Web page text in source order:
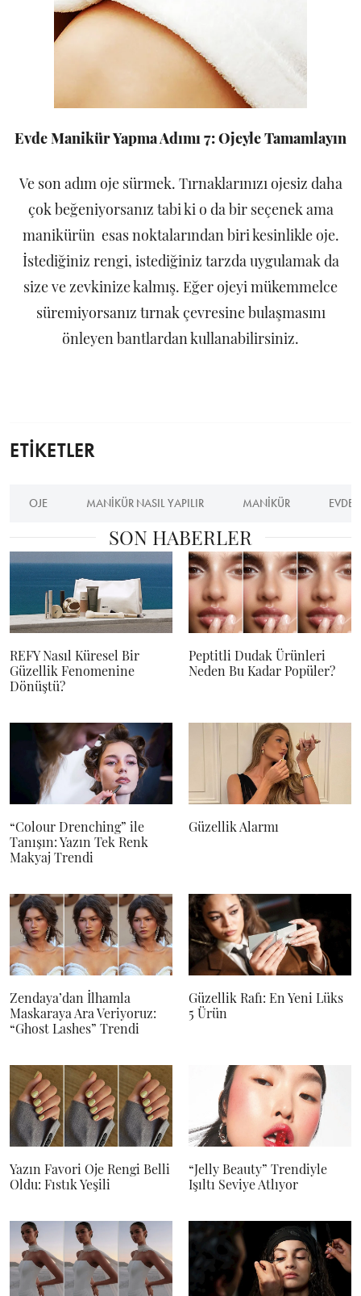
Evde Manikür Yapma Adımı 7: Ojeyle Tamamlayın
Ve son adım oje sürmek. Tırnaklarınızı ojesiz daha
çok beğeniyorsanız tabi ki o da bir seçenek ama
manikürün esas noktalarından biri kesinlikle oje.
İstediğiniz rengi, istediğiniz tarzda uygulamak da
size ve zevkinize kalmış. Eğer ojeyi mükemmelce
süremiyorsanız tırnak çevresine bulaşmasını
önleyen bantlardan kullanabilirsiniz.
ETİKETLER
OJE MANIKÜR NASIL YAPILIR MANIKÜR EVDE
SON HABERLER
REFY Nasıl Küresel Bir
Güzellik Fenomenine
Dönüştü?
Peptitli Dudak Ürünleri
Neden Bu Kadar Popüler?
“Colour Drenching” ile
Tanışın: Yazın Tek Renk
Makyaj Trendi
Güzellik Alarmı
Zendaya’dan İlhamla
Maskaraya Ara Veriyoruz:
“Ghost Lashes” Trendi
Güzellik Rafı: En Yeni Lüks
5 Ürün
Yazın Favori Oje Rengi Belli
Oldu: Fıstık Yeşili
“Jelly Beauty” Trendiyle
Işıltı Seviye Atlıyor